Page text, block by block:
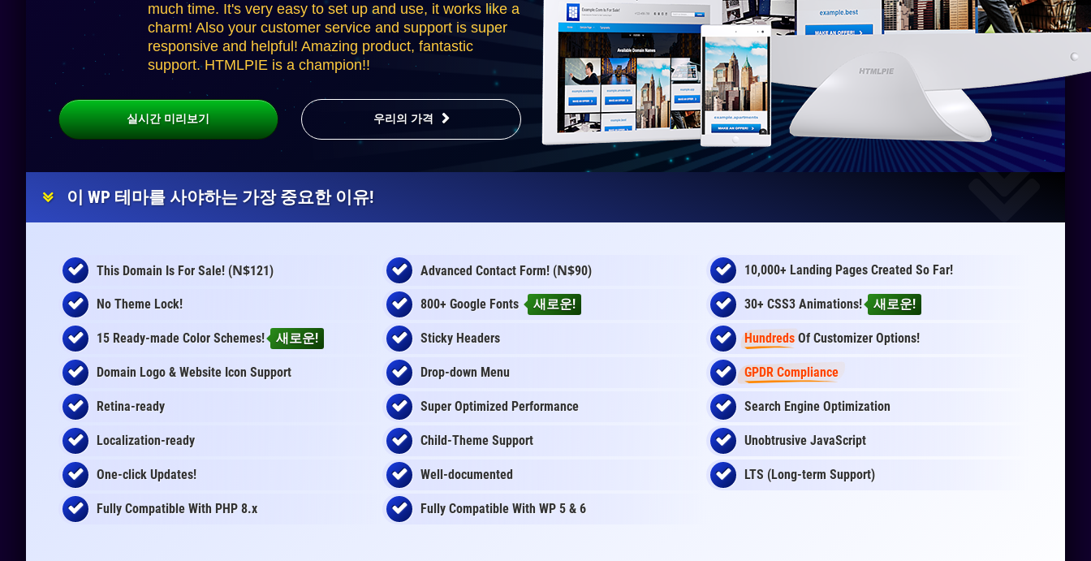
much time. It's very easy to set up and use, it works like a
charm! Also your customer service and support is super
responsive and helpful! Amazing product, fantastic
support. HTMLPIE is a champion!!
실시간 미리보기 우리의 가격
이 WP 테마를 사야하는 가장 중요한 이유!
This Domain Is For Sale! (N$121) Advanced Contact Form! (N$90) 10,000+ Landing Pages Created So Far!
No Theme Lock! 800+ Google Fonts 새로운! 30+ CSS3 Animations! 새로운!
15 Ready-made Color Schemes! 새로운! Sticky Headers Hundreds Of Customizer Options!
Domain Logo & Website Icon Support Drop-down Menu GPDR Compliance
Retina-ready Super Optimized Performance Search Engine Optimization
Localization-ready Child-Theme Support Unobtrusive JavaScript
One-click Updates! Well-documented LTS (Long-term Support)
Fully Compatible With PHP 8.x Fully Compatible With WP 5 & 6